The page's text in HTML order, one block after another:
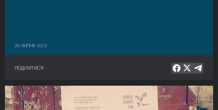
29 ЛИПНЯ 2013
ПОДІЛИТИСЯ